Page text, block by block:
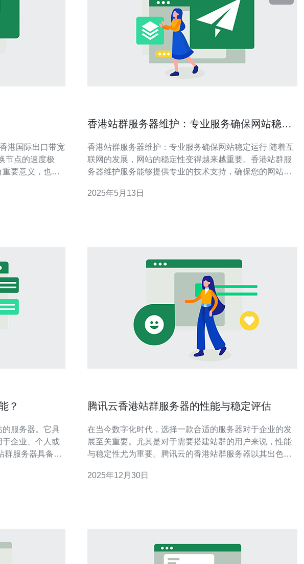
节点的速度极
要意义，也为
的国际出口带
香港站群服务器维护：专业服务确保网站稳定
香港站群服务器维护：专业服务确保网站稳定运行 随着互
联网的发展，网站的稳定性变得越来越重要。香港站群服
务器维护服务能够提供专业的技术支持，确保您的网站能
决潜在问题，避免网站出现故障和停机现象。 除了维护服
2025年5月13日
？
服务器。它具
企业、个人或
能，如采集功
腾讯云香港站群服务器的性能与稳定评估
在当今数字化时代，选择一款合适的服务器对于企业的发
展至关重要。尤其是对于需要搭建站群的用户来说，性能
与稳定性尤为重要。腾讯云的香港站群服务器以其出色的
多企业的优选。本文将深入评测腾讯云香港站群服务器的
2025年12月30日